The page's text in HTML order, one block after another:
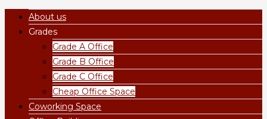
About us
Grades
Grade A Office
Grade B Office
Grade C Office
Cheap Office Space
Coworking Space